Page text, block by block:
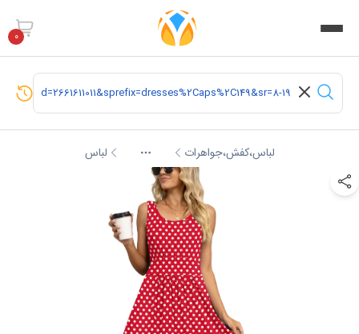
0
لباس،کفش،جواهرات More لباس